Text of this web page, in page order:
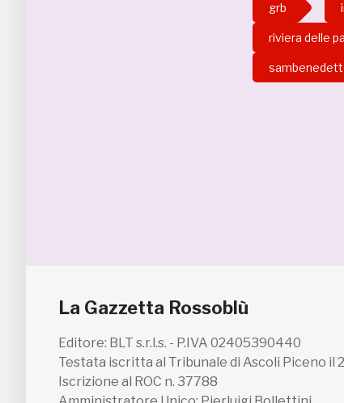
grb
riviera delle
La Gazzetta Rossoblù
Editore: BLT s.r.l.s. - P.IVA 02405390440
Testata iscritta al Tribunale di Ascoli Piceno il
Iscrizione al ROC n. 37788